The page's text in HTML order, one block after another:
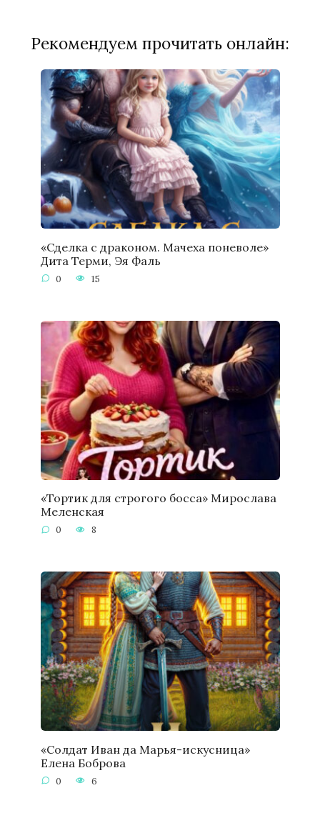
Рекомендуем прочитать онлайн:
«Сделка с драконом. Мачеха поневоле»
Дита Терми, Эя Фаль
0 15
«Тортик для строгого босса» Мирослава
Меленская
0 8
«Солдат Иван да Марья-искусница»
Елена Боброва
0 6